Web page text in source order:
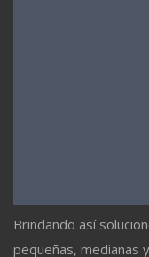
Brindando así
pequeñas, medianas